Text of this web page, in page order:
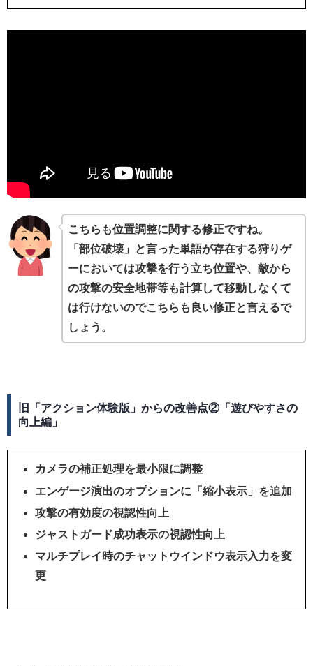
こちらも位置調整に関する修正ですね。
「部位破壊」と言った単語が存在する狩りゲ
ーにおいては攻撃を行う立ち位置や、敵から
の攻撃の安全地帯等も計算して移動しなくて
は行けないのでこちらも良い修正と言えるで
しょう。
旧「アクション体験版」からの改善点②「遊びやすさの
向上編」
カメラの補正処理を最小限に調整
エンゲージ演出のオプションに「縮小表示」を追加
攻撃の有効度の視認性向上
ジャストガード成功表示の視認性向上
マルチプレイ時のチャットウインドウ表示入力を変
更